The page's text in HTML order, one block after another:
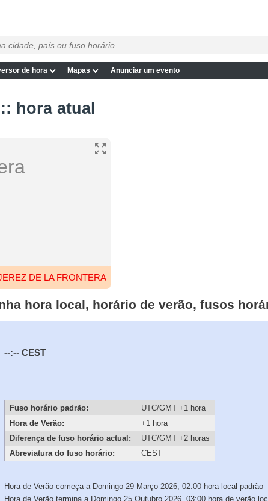
de hora Mapas Anunciar um evento
hora atual
DE LA FRONTERA
hora local, horário de verão, fusos
--:-- CEST
Fuso horário padrão:
UTC/GMT +1 hora
Hora de Verão:
+1 hora
Diferença de fuso horário actual:
UTC/GMT +2 horas
Abreviatura do fuso horário:
CEST
Hora de Verão começa a Domingo 29 Março 2026, 02:00 hora local padrão
Hora de Verão termina a Domingo 25 Outubro 2026, 03:00 hora de verão